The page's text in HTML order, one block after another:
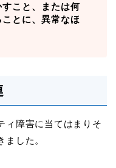
こと、または何
とに、異常なほ
ィ障害に当てはまりそ
した。